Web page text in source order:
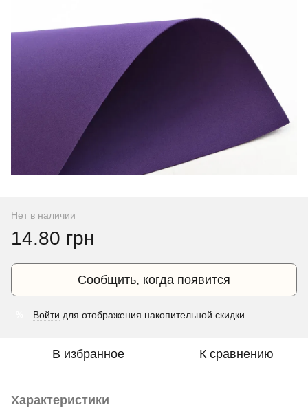
Нет в наличии
14.80 грн
Сообщить, когда появится
Войти для отображения накопительной скидки
В избранное К сравнению
Характеристики